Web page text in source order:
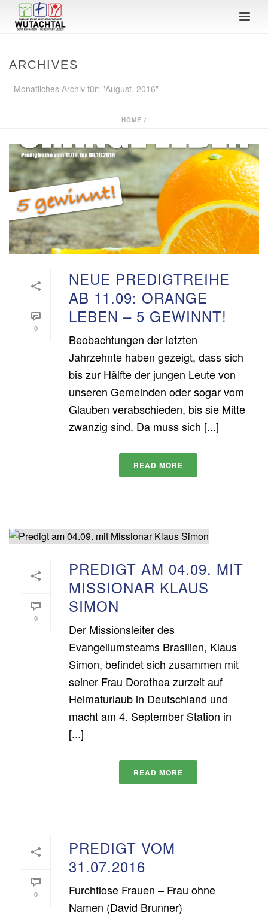
ARCHIVES
Monatliches Archiv für: "August, 2016"
HOME /
0
NEUE PREDIGTREIHE
AB 11.09: ORANGE
LEBEN – 5 GEWINNT!
Beobachtungen der letzten
Jahrzehnte haben gezeigt, dass sich
bis zur Hälfte der jungen Leute von
unseren Gemeinden oder sogar vom
Glauben verabschieden, bis sie Mitte
zwanzig sind. Da muss sich [...]
READ MORE
0
PREDIGT AM 04.09. MIT
MISSIONAR KLAUS
SIMON
Der Missionsleiter des
Evangeliumsteams Brasilien, Klaus
Simon, befindet sich zusammen mit
seiner Frau Dorothea zurzeit auf
Heimaturlaub in Deutschland und
macht am 4. September Station in
[...]
READ MORE
0
PREDIGT VOM
31.07.2016
Furchtlose Frauen – Frau ohne
Namen (David Brunner)